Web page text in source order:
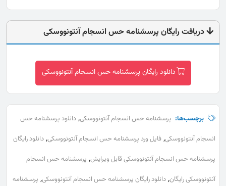
دریافت رایگان پرسشنامه حس انسجام آنتونووسکی
دانلود رایگان پرسشنامه حس انسجام آنتونووسکی
برچسب‌ها: پرسشنامه حس انسجام آنتونووسکی, دانلود پرسشنامه حس
انسجام آنتونووسکی, فایل ورد پرسشنامه حس انسجام آنتونووسکی, دانلود رایگان
پرسشنامه حس انسجام آنتونووسکی قابل ویرایش, پرسشنامه حس انسجام
آنتونووسکی رایگان, دانلود رایگان پرسشنامه حس انسجام آنتونووسکی, پرسشنامه